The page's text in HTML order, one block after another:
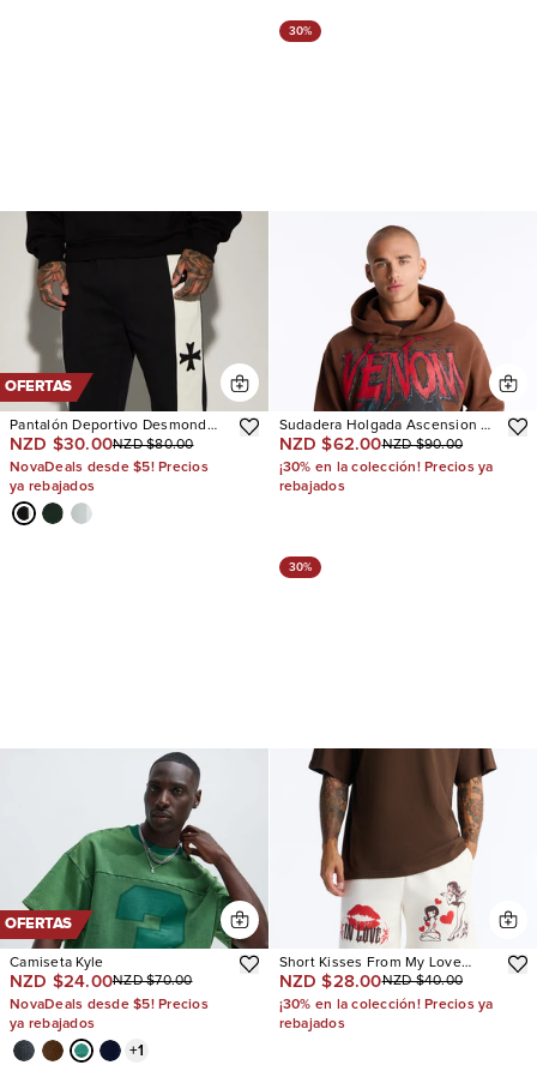
OFERTAS
Pantalón Deportivo Desmond
Straight
NZD $30.00NZD $80.00
NovaDeals desde $5! Precios
ya rebajados
30%
Sudadera Holgada Ascension Of
Venom
NZD $62.00NZD $90.00
¡30% en la colección! Precios ya
rebajados
OFERTAS
Camiseta Kyle
NZD $24.00NZD $70.00
NovaDeals desde $5! Precios
ya rebajados
+1
30%
Short Kisses From My Love
Relaxed Sweat
NZD $28.00NZD $40.00
¡30% en la colección! Precios ya
rebajados